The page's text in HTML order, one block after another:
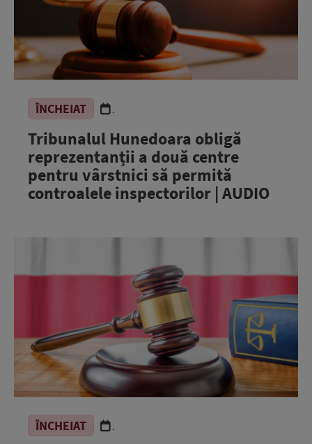
ÎNCHEIAT .
Tribunalul Hunedoara obligă
reprezentanții a două centre
pentru vârstnici să permită
controalele inspectorilor | AUDIO
ÎNCHEIAT .